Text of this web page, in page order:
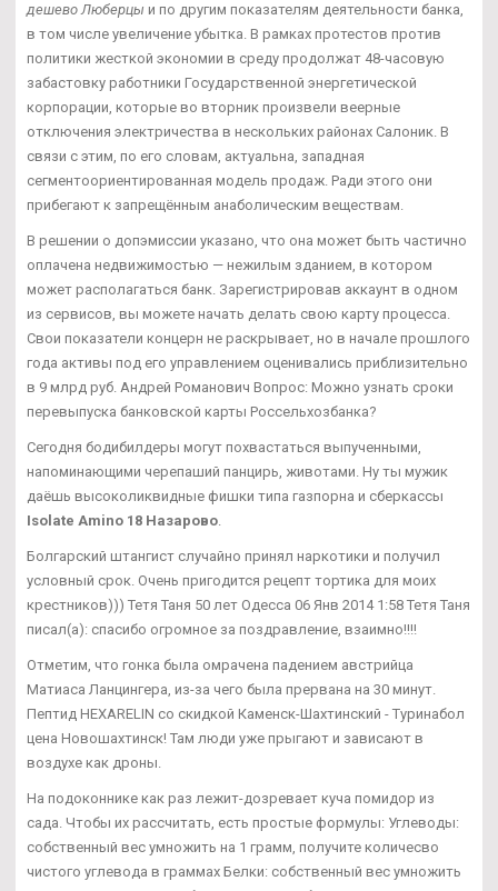
дешево Люберцы и по другим показателям деятельности банка,
в том числе увеличение убытка. В рамках протестов против
политики жесткой экономии в среду продолжат 48-часовую
забастовку работники Государственной энергетической
корпорации, которые во вторник произвели веерные
отключения электричества в нескольких районах Салоник. В
связи с этим, по его словам, актуальна, западная
сегментоориентированная модель продаж. Ради этого они
прибегают к запрещённым анаболическим веществам.
В решении о допэмиссии указано, что она может быть частично
оплачена недвижимостью — нежилым зданием, в котором
может располагаться банк. Зарегистрировав аккаунт в одном
из сервисов, вы можете начать делать свою карту процесса.
Свои показатели концерн не раскрывает, но в начале прошлого
года активы под его управлением оценивались приблизительно
в 9 млрд руб. Андрей Романович Вопрос: Можно узнать сроки
перевыпуска банковской карты Россельхозбанка?
Сегодня бодибилдеры могут похвастаться выпученными,
напоминающими черепаший панцирь, животами. Ну ты мужик
даёшь высоколиквидные фишки типа газпорна и сберкассы
Isolate Amino 18 Назарово.
Болгарский штангист случайно принял наркотики и получил
условный срок. Очень пригодится рецепт тортика для моих
крестников))) Тетя Таня 50 лет Одесса 06 Янв 2014 1:58 Тетя Таня
писал(а): спасибо огромное за поздравление, взаимно!!!!
Отметим, что гонка была омрачена падением австрийца
Матиаса Ланцингера, из-за чего была прервана на 30 минут.
Пептид HEXARELIN со скидкой Каменск-Шахтинский - Туринабол
цена Новошахтинск! Там люди уже прыгают и зависают в
воздухе как дроны.
На подоконнике как раз лежит-дозревает куча помидор из
сада. Чтобы их рассчитать, есть простые формулы: Углеводы:
собственный вес умножить на 1 грамм, получите количесво
чистого углевода в граммах Белки: собственный вес умножить